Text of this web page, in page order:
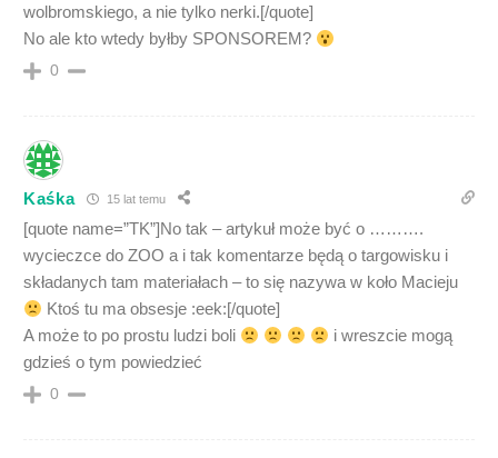
wolbromskiego, a nie tylko nerki.[/quote]
No ale kto wtedy byłby SPONSOREM?
0
Kaśka 15 lat temu
[quote name=”TK”]No tak – artykuł może być o ……….
wycieczce do ZOO a i tak komentarze będą o targowisku i
składanych tam materiałach – to się nazywa w koło Macieju
Ktoś tu ma obsesje :eek:[/quote]
A może to po prostu ludzi boli
i wreszcie mogą
gdzieś o tym powiedzieć
0